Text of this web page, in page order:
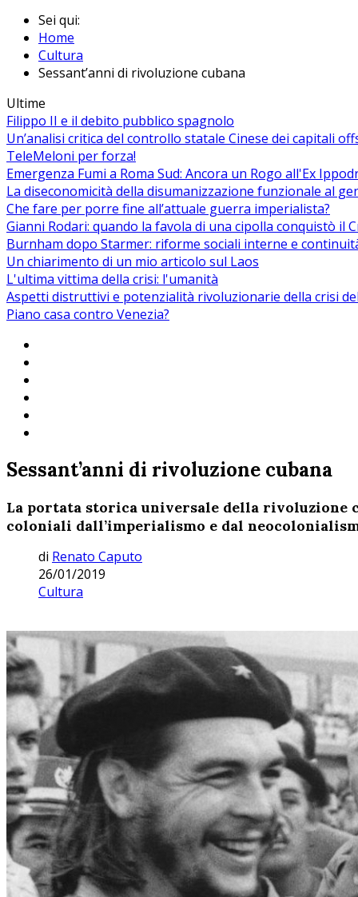
Sei qui:
Home
Cultura
Sessant’anni di rivoluzione cubana
Ultime
Filippo II e il debito pubblico spagnolo
Un’analisi critica del controllo statale Cinese dei capitali
TeleMeloni per forza!
Emergenza Fumi a Roma Sud: Ancora un Rogo all'Ex
La diseconomicità della disumanizzazione funzionale al
Che fare per porre fine all’attuale guerra imperialista?
Gianni Rodari: quando la favola di una cipolla conquistò il
Burnham dopo Starmer: riforme sociali interne e
Un chiarimento di un mio articolo sul Laos
L'ultima vittima della crisi: l'umanità
Aspetti distruttivi e potenzialità rivoluzionarie della crisi
Piano casa contro Venezia?
Sessant’anni di rivoluzione cubana
La portata storica universale della rivoluzione
coloniali dall’imperialismo e dal
di Renato Caputo
26/01/2019
Cultura